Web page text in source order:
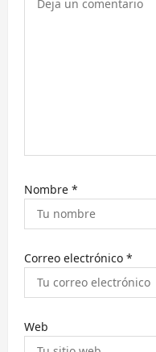
d
a
s
Nombre *
Correo electrónico *
Web